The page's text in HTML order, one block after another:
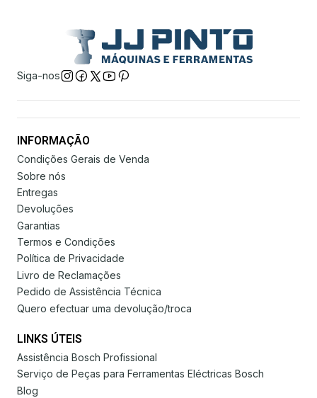
Siga-nos
INFORMAÇÃO
Condições Gerais de Venda
Sobre nós
Entregas
Devoluções
Garantias
Termos e Condições
Política de Privacidade
Livro de Reclamações
Pedido de Assistência Técnica
Quero efectuar uma devolução/troca
LINKS ÚTEIS
Assistência Bosch Profissional
Serviço de Peças para Ferramentas Eléctricas Bosch
Blog